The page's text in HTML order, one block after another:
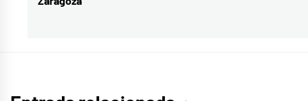
siguiente: